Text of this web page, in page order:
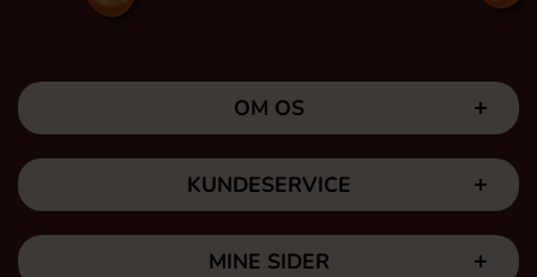
OM OS
KUNDESERVICE
MINE SIDER